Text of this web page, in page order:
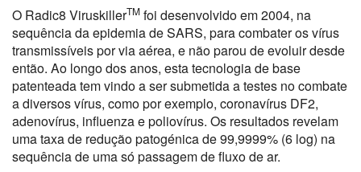
O Radic8 ViruskillerTM foi desenvolvido em 2004, na
sequência da epidemia de SARS, para combater os vírus
transmissíveis por via aérea, e não parou de evoluir desde
então. Ao longo dos anos, esta tecnologia de base
patenteada tem vindo a ser submetida a testes no combate
a diversos vírus, como por exemplo, coronavírus DF2,
adenovírus, influenza e poliovírus. Os resultados revelam
uma taxa de redução patogénica de 99,9999% (6 log) na
sequência de uma só passagem de fluxo de ar.